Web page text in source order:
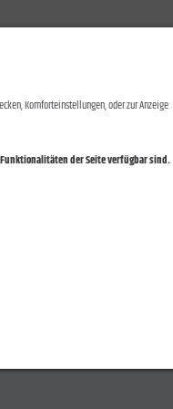
Komforteinstellungen, oder zur Anzeige
der Seite verfügbar sind.